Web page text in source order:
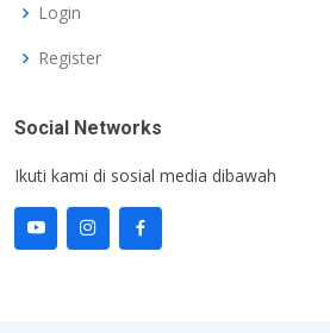
Login
Register
Social Networks
Ikuti kami di sosial media dibawah